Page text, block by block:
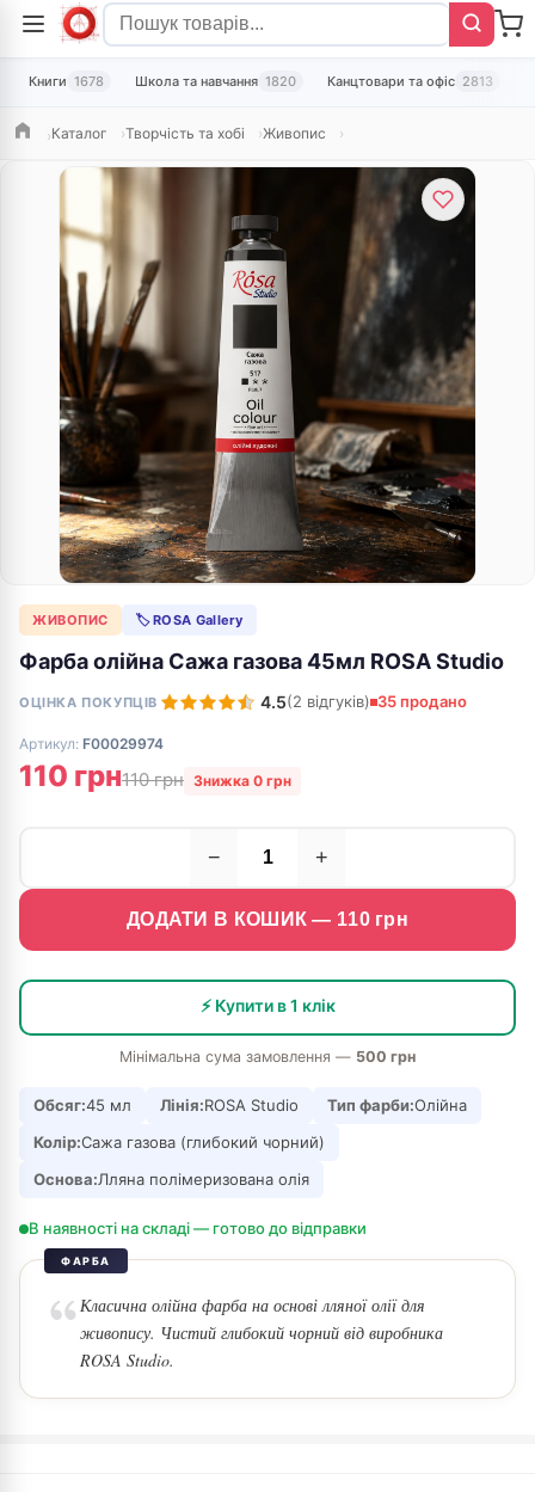
Книги 1678 Школа та навчання 1820 Канцтовари та офіс 2813
ГоловнаКаталог Творчість та хобі Живопис
ЖИВОПИС 🏷 ROSA Gallery
Фарба олійна Сажа газова 45мл ROSA Studio
ОЦІНКА ПОКУПЦІВ 4.5(2 відгуків) 35 продано
Артикул: F00029974
110 грн110 грн Знижка 0 грн
− +
ДОДАТИ В КОШИК — 110грн
⚡ Купити в 1 клік
Мінімальна сума замовлення — 500 грн
Обсяг:45 мл Лінія:ROSA Studio Тип фарби:Олійна
Колір:Сажа газова (глибокий чорний)
Основа:Лляна полімеризована олія
В наявності на складі — готово до відправки
ФАРБА
Класична олійна фарба на основі лляної олії для
живопису. Чистий глибокий чорний від виробника
ROSA Studio.